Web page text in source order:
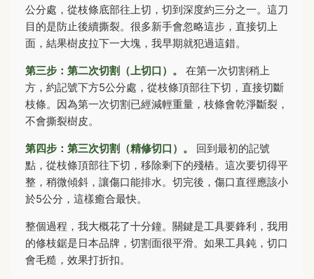
公分處，從枝條底部往上切，切到深度約三分之一。這刀
目的是防止後續撕裂。很多新手會忽略這步，直接切上
面，結果樹皮拉下一大塊，我早期就犯過這錯。
第三步：第二次切割（上切口）。
在第一次切割稍上
方，約記號下方5公分處，從枝條頂部往下切，直接切斷
枝條。因為第一次切割已經減輕重量，枝條會乾淨斷裂，
不會撕裂樹皮。
第四步：第三次切割（精修切口）。
回到最初的記號
點，從枝條頂部往下切，移除剩下的殘樁。這次要切得平
整，稍微傾斜，讓傷口能排水。切完後，傷口直徑應該小
於5公分，這樣癒合最快。
整個過程，我大概花了十分鐘。關鍵是工具要鋒利，我用
的修枝鋸是日本品牌，切割面很平滑。如果工具鈍，切口
會毛糙，效果打折扣。